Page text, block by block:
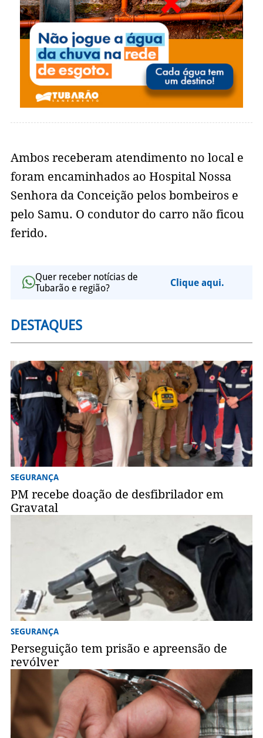
Ambos receberam atendimento no local e
foram encaminhados ao Hospital Nossa
Senhora da Conceição pelos bombeiros e
pelo Samu. O condutor do carro não ficou
ferido.
Quer receber notícias de
Tubarão e região?
Clique aqui.
DESTAQUES
SEGURANÇA
PM recebe doação de desfibrilador em
Gravatal
SEGURANÇA
Perseguição tem prisão e apreensão de
revólver